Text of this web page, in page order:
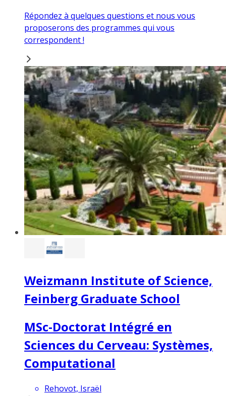
Répondez à quelques questions et nous vous
proposerons des programmes qui vous
correspondent !
Weizmann Institute of Science,
Feinberg Graduate School
MSc-Doctorat Intégré en
Sciences du Cerveau: Systèmes,
Computational
Rehovot, Israël